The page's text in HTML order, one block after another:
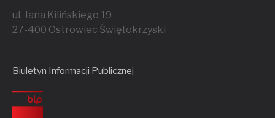
ul. Jana Kilińskiego 19
27-400 Ostrowiec Świętokrzyski
Biuletyn Informacji Publicznej